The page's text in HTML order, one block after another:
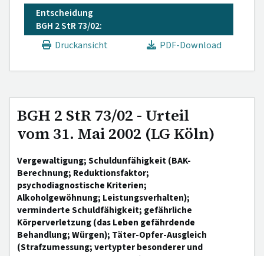
Entscheidung
BGH 2 StR 73/02:
Druckansicht
PDF-Download
BGH 2 StR 73/02 - Urteil
vom 31. Mai 2002 (LG Köln)
Vergewaltigung; Schuldunfähigkeit (BAK-
Berechnung; Reduktionsfaktor;
psychodiagnostische Kriterien;
Alkoholgewöhnung; Leistungsverhalten);
verminderte Schuldfähigkeit; gefährliche
Körperverletzung (das Leben gefährdende
Behandlung; Würgen); Täter-Opfer-Ausgleich
(Strafzumessung; vertypter besonderer und